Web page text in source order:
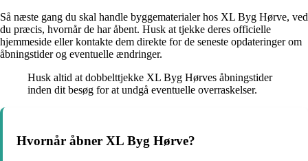
Så næste gang du skal handle byggematerialer hos XL Byg Hørve, ved
du præcis, hvornår de har åbent. Husk at tjekke deres officielle
hjemmeside eller kontakte dem direkte for de seneste opdateringer om
åbningstider og eventuelle ændringer.
Husk altid at dobbelttjekke XL Byg Hørves åbningstider
inden dit besøg for at undgå eventuelle overraskelser.
Hvornår åbner XL Byg Hørve?